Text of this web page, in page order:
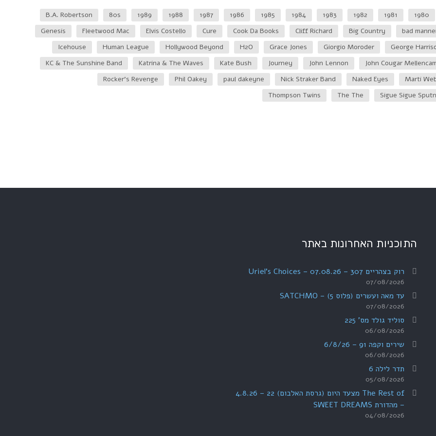
1980
1981
1982
1983
1984
1985
1986
1987
1988
1989
80s
B.A. Robertson
bad
Big Country
Cliff Richard
Cook Da Books
Cure
Elvis Costello
Fleetwood Mac
Genesis
George
Giorgio Moroder
Grace Jones
H2O
Hollywood Beyond
Human League
Icehouse
John Cougar
John Lennon
Journey
Kate Bush
Katrina & The Waves
KC & The Sunshine Band
Marti
Naked Eyes
Nick Straker Band
paul dakeyne
Phil Oakey
Rocker's Revenge
Sigue Sigue
The The
Thompson Twins
התוכניות האחרונות באתר
רוק בצהריים 307 – 07.08.26 – Uriel's Choices
07/08/2026
עד מאה ועשרים (פלוס 5) – SATCHMO
07/08/2026
סוליד גולד מס' 225
06/08/2026
שירים וקפה 91 – 6/8/26
06/08/2026
תדר לילה 6
05/08/2026
The Rest of מצעד היום (גרסת האלבום) 22 – 4.8.26
– מהדורת SWEET DREAMS
04/08/2026